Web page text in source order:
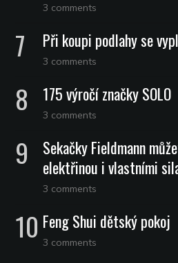
3 comments
Při koupi podlahy se
3 comments
175 výročí značky SOLO
3 comments
Sekačky Fieldmann
elektřinou i vlastními
3 comments
Feng Shui dětský pokoj
3 comments